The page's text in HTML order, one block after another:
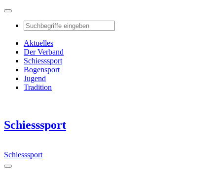
Aktuelles
Der Verband
Schiesssport
Bogensport
Jugend
Tradition
Schiesssport
Schiesssport